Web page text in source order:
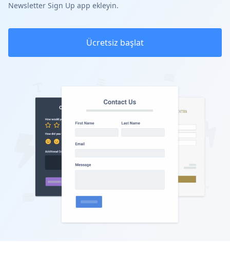
Newsletter Sign Up app ekleyin.
Ücretsiz başlat